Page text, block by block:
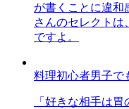
が書くことに違和
さんのセレクトは
ですよ。
料理初心者男子で
「好きな相手は